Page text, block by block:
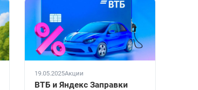
19.05.2025Акции
ВТБ и Яндекс Заправки